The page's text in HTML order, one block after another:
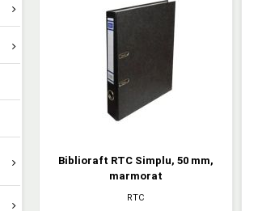
Biblioraft RTC Simplu, 50 mm,
marmorat
RTC